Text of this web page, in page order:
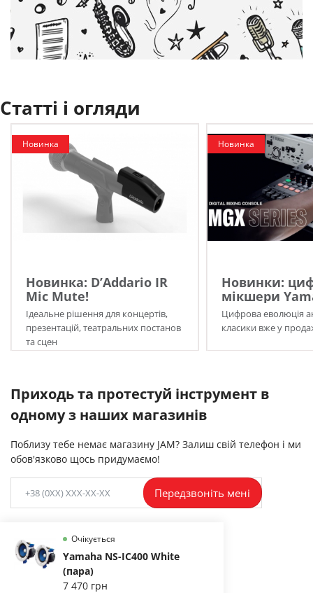
Статті і огляди
Новинка
Новинка: D’Addario IR
Mic Mute!
Ідеальне рішення для концертів,
презентацій, театральних постанов
та сцен
Новинка
Новинки:
мікшери
Цифрова еволюція
класики вже у
Приходь та протестуй інструмент в
одному з наших магазинів
Поблизу тебе немає магазину JAM? Залиш свій телефон і ми
обов'язково щось придумаємо!
Очікується
Yamaha NS-IC400 White
(пара)
7 470 грн
Передзвоніть мені